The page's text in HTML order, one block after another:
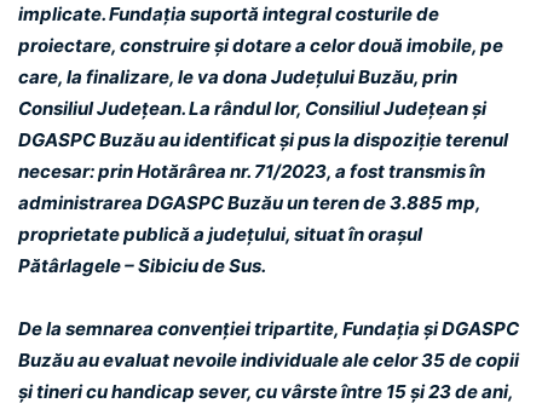
implicate. Fundația suportă integral costurile de
proiectare, construire și dotare a celor două imobile, pe
care, la finalizare, le va dona Județului Buzău, prin
Consiliul Județean. La rândul lor, Consiliul Județean și
DGASPC Buzău au identificat și pus la dispoziție terenul
necesar: prin Hotărârea nr. 71/2023, a fost transmis în
administrarea DGASPC Buzău un teren de 3.885 mp,
proprietate publică a județului, situat în orașul
Pătârlagele – Sibiciu de Sus.
De la semnarea convenției tripartite, Fundația și DGASPC
Buzău au evaluat nevoile individuale ale celor 35 de copii
și tineri cu handicap sever, cu vârste între 15 și 23 de ani,